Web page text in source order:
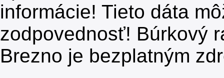
informácie! Tieto dáta
zodpovednosť! Búrkový
Brezno je bezplatným